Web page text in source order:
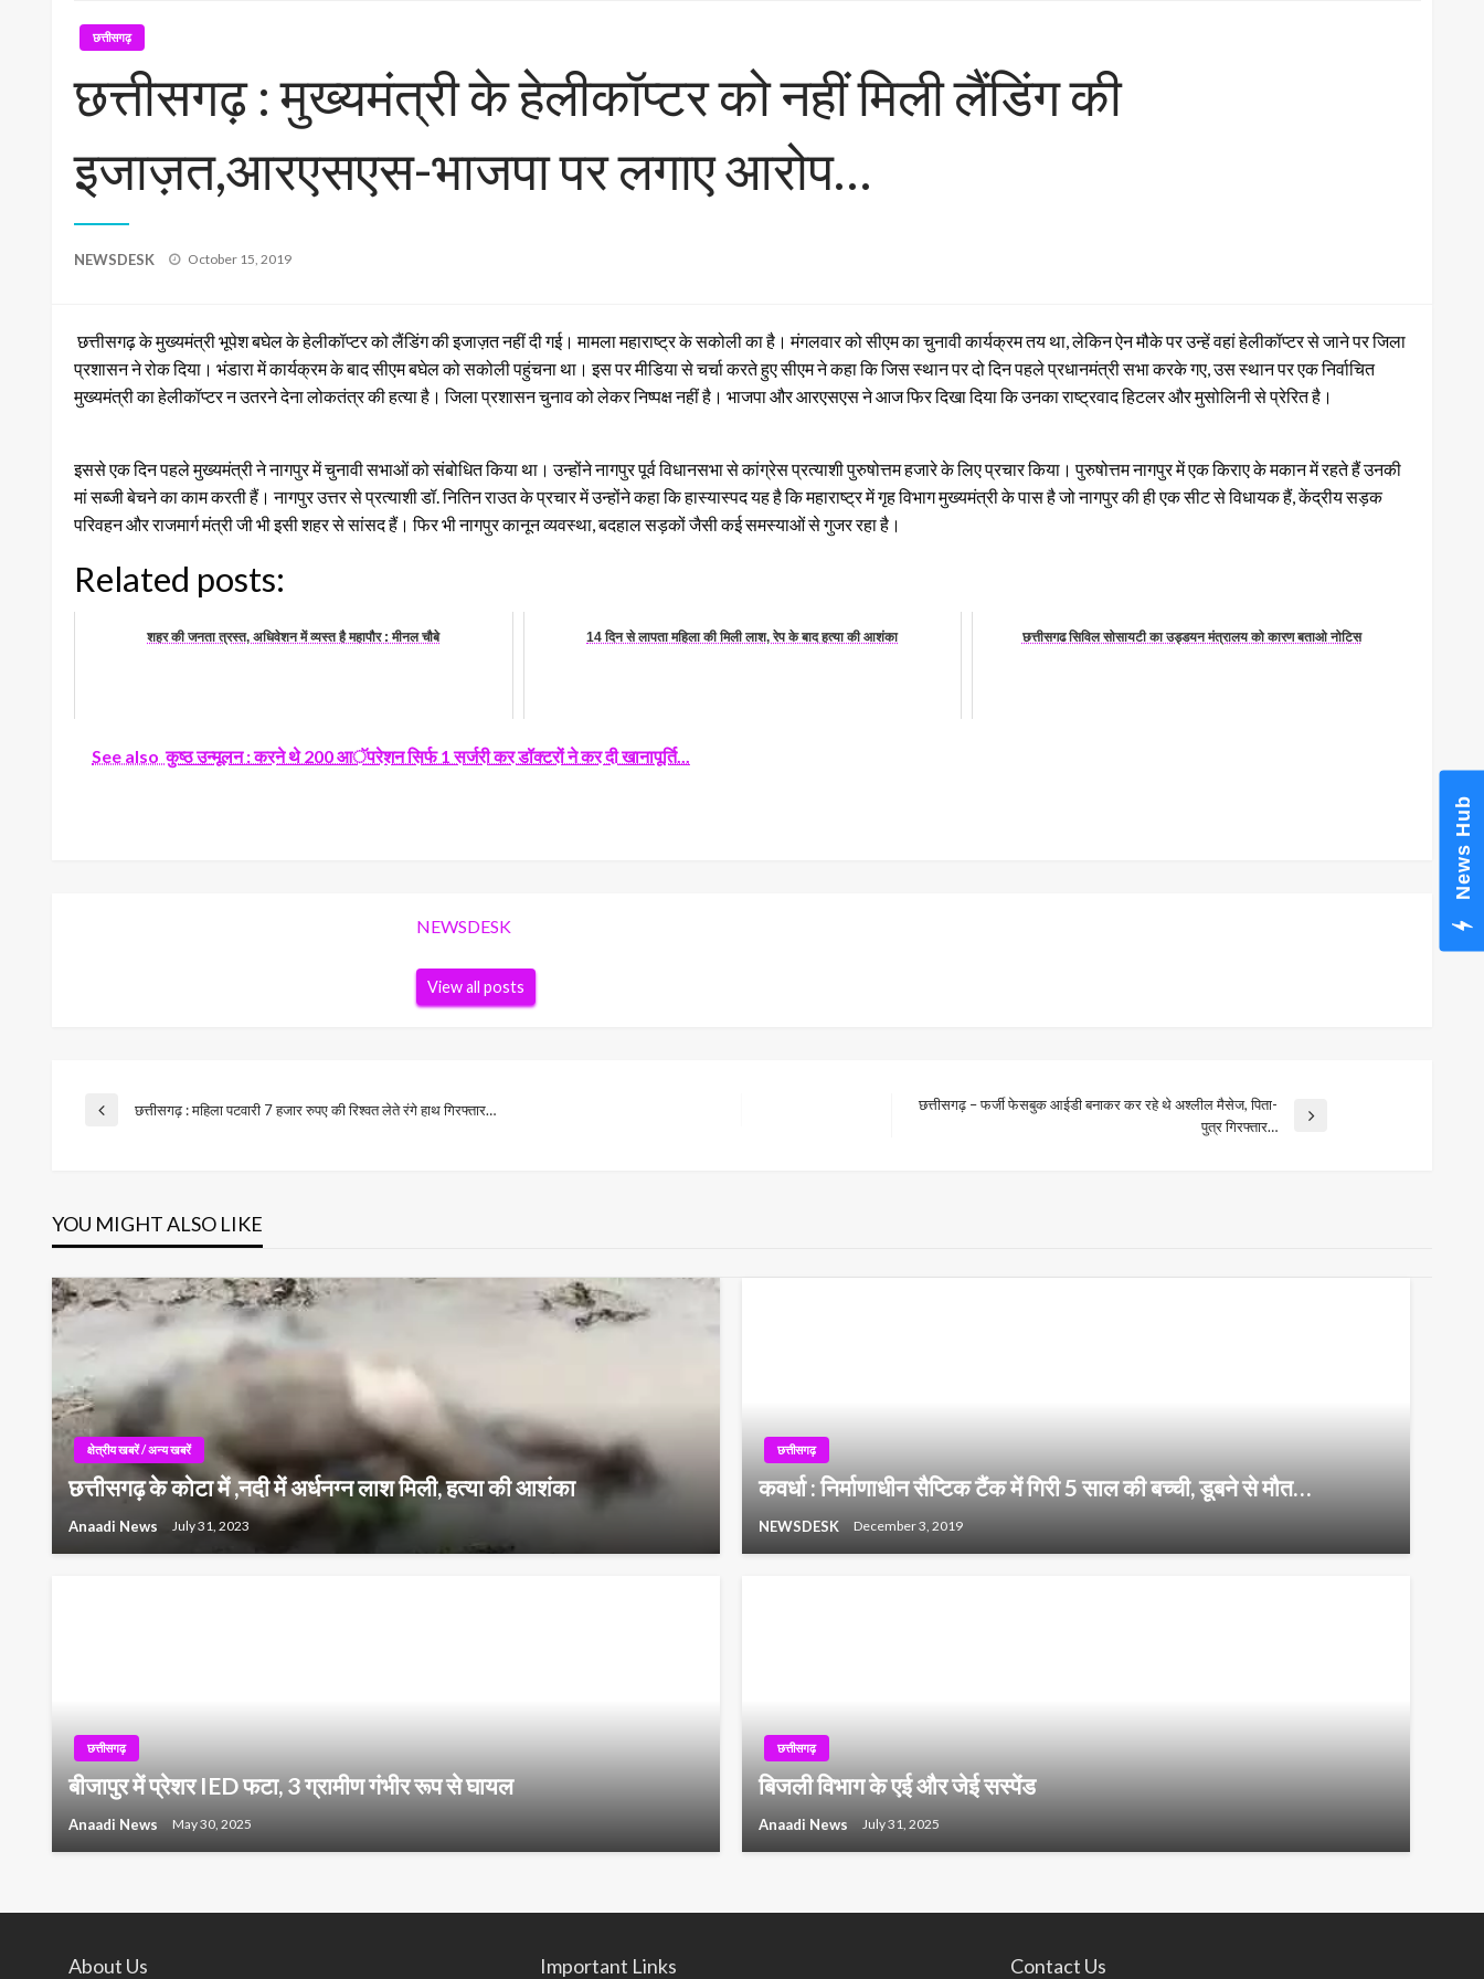
छत्तीसगढ़
छत्तीसगढ़ : मुख्यमंत्री के हेलीकॉप्टर को नहीं मिली लैंडिंग की
इजाज़त,आरएसएस-भाजपा पर लगाए आरोप…
NEWSDESK
Posted
October 15, 2019
छत्तीसगढ़ के मुख्यमंत्री भूपेश बघेल के हेलीकॉप्टर को लैंडिंग की इजाज़त नहीं दी गई। मामला महाराष्ट्र के सकोली का है। मंगलवार को सीएम का चुनावी कार्यक्रम तय था, लेकिन ऐन मौके पर उन्हें वहां हेलीकॉप्टर से जाने पर जिला
प्रशासन ने रोक दिया। भंडारा में कार्यक्रम के बाद सीएम बघेल को सकोली पहुंचना था। इस पर मीडिया से चर्चा करते हुए सीएम ने कहा कि जिस स्थान पर दो दिन पहले प्रधानमंत्री सभा करके गए, उस स्थान पर एक निर्वाचित
मुख्यमंत्री का हेलीकॉप्टर न उतरने देना लोकतंत्र की हत्या है। जिला प्रशासन चुनाव को लेकर निष्पक्ष नहीं है। भाजपा और आरएसएस ने आज फिर दिखा दिया कि उनका राष्ट्रवाद हिटलर और मुसोलिनी से प्रेरित है।
इससे एक दिन पहले मुख्यमंत्री ने नागपुर में चुनावी सभाओं को संबोधित किया था। उन्होंने नागपुर पूर्व विधानसभा से कांग्रेस प्रत्याशी पुरुषोत्तम हजारे के लिए प्रचार किया। पुरुषोत्तम नागपुर में एक किराए के मकान में रहते हैं उनकी
मां सब्जी बेचने का काम करती हैं। नागपुर उत्तर से प्रत्याशी डॉ. नितिन राउत के प्रचार में उन्होंने कहा कि हास्यास्पद यह है कि महाराष्ट्र में गृह विभाग मुख्यमंत्री के पास है जो नागपुर की ही एक सीट से विधायक हैं, केंद्रीय सड़क
परिवहन और राजमार्ग मंत्री जी भी इसी शहर से सांसद हैं। फिर भी नागपुर कानून व्यवस्था, बदहाल सड़कों जैसी कई समस्याओं से गुजर रहा है।
Related posts:
शहर की जनता त्रस्त, अधिवेशन में व्यस्त है महापौर : मीनल चौबे 14 दिन से लापता महिला की मिली लाश, रेप के बाद हत्या की आशंका छत्तीसगढ सिविल सोसायटी का उड्डयन मंत्रालय को कारण बताओ नोटिस
See also कुष्ठ उन्मूलन : करने थे 200 आॅपरेशन सिर्फ 1 सर्जरी कर डॉक्टरों ने कर दी खानापूर्ति...
NEWSDESK
View all posts
Post
Previous
छत्तीसगढ़ : महिला पटवारी 7 हजार रुपए की रिश्वत लेते रंगे हाथ गिरफ्तार…
छत्तीसगढ़ – फर्जी फेसबुक आईडी बनाकर कर रहे थे अश्लील मैसेज, पिता-
पुत्र गिरफ्तार…
YOU MIGHT ALSO LIKE
क्षेत्रीय खबरें / अन्य खबरें
छत्तीसगढ़ के कोटा में ,नदी में अर्धनग्न लाश मिली, हत्या की आशंका
Anaadi News July 31, 2023
छत्तीसगढ़
कवर्धा : निर्माणाधीन सैप्टिक टैंक में गिरी 5 साल की बच्ची, डूबने से मौत…
NEWSDESK December 3, 2019
छत्तीसगढ़
बीजापुर में प्रेशर IED फटा, 3 ग्रामीण गंभीर रूप से घायल
Anaadi News May 30, 2025
छत्तीसगढ़
बिजली विभाग के एई और जेई सस्पेंड
Anaadi News July 31, 2025
About Us Important Links Contact Us
News Hub